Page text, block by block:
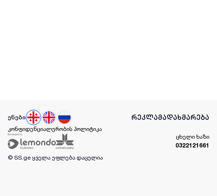
ენები რეკლამადახმარება
კონფიდენციალურობის პოლიტიკა
ცხელი ხაზი
0322121661
© SS.ge ყველა უფლება დაცულია